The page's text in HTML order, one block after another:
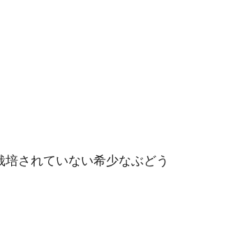
されていない希少なぶどう